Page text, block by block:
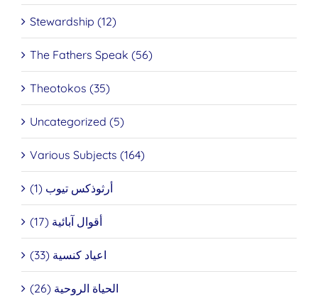
Stewardship (12)
The Fathers Speak (56)
Theotokos (35)
Uncategorized (5)
Various Subjects (164)
أرثوذكس تيوب (1)
أقوال آبائية (17)
اعياد كنسية (33)
الحياة الروحية (26)